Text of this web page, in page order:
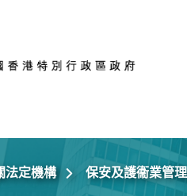
法定機構 保安及護衞業管